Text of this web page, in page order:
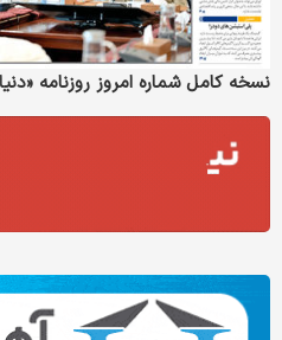
نسخه کامل شماره امروز روزنامه